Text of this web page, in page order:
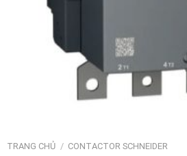
TRANG CHỦ / CONTACTOR SCHNEIDER